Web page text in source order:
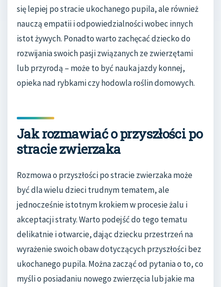
się lepiej po stracie ukochanego pupila, ale również
nauczą empatii i odpowiedzialności wobec innych
istot żywych. Ponadto warto zachęcać dziecko do
rozwijania swoich pasji związanych ze zwierzętami
lub przyrodą – może to być nauka jazdy konnej,
opieka nad rybkami czy hodowla roślin domowych.
Jak rozmawiać o przyszłości po
stracie zwierzaka
Rozmowa o przyszłości po stracie zwierzaka może
być dla wielu dzieci trudnym tematem, ale
jednocześnie istotnym krokiem w procesie żalu i
akceptacji straty. Warto podejść do tego tematu
delikatnie i otwarcie, dając dziecku przestrzeń na
wyrażenie swoich obaw dotyczących przyszłości bez
ukochanego pupila. Można zacząć od pytania o to, co
myśli o posiadaniu nowego zwierzęcia lub jakie ma